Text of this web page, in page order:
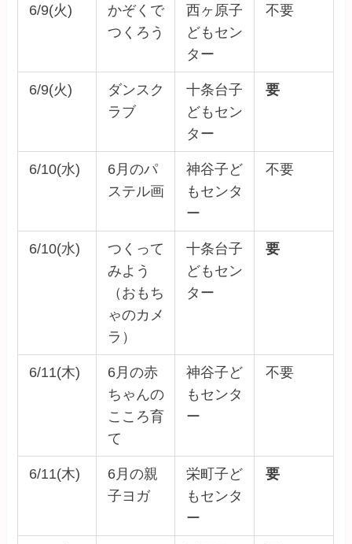
6/9(火)
かぞくで
つくろう
西ヶ原子
どもセン
ター
不要
6/9(火)
ダンスク
ラブ
十条台子
どもセン
ター
要
6/10(水)
6月のパ
ステル画
神谷子ど
もセンタ
ー
不要
6/10(水)
つくって
みよう
（おもち
ゃのカメ
ラ）
十条台子
どもセン
ター
要
6/11(木)
6月の赤
ちゃんの
こころ育
て
神谷子ど
もセンタ
ー
不要
6/11(木)
6月の親
子ヨガ
栄町子ど
もセンタ
ー
要